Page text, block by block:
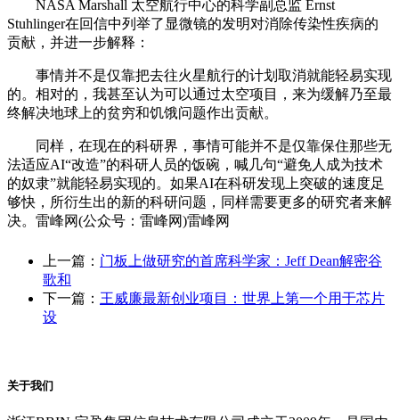
NASA Marshall 太空航行中心的科学副总监 Ernst
Stuhlinger在回信中列举了显微镜的发明对消除传染性疾病的
贡献，并进一步解释：
事情并不是仅靠把去往火星航行的计划取消就能轻易实现
的。相对的，我甚至认为可以通过太空项目，来为缓解乃至最
终解决地球上的贫穷和饥饿问题作出贡献。
同样，在现在的科研界，事情可能并不是仅靠保住那些无
法适应AI“改造”的科研人员的饭碗，喊几句“避免人成为技术
的奴隶”就能轻易实现的。如果AI在科研发现上突破的速度足
够快，所衍生出的新的科研问题，同样需要更多的研究者来解
决。雷峰网(公众号：雷峰网)雷峰网
上一篇： 门板上做研究的首席科学家：Jeff Dean解密谷
歌和
下一篇： 王威廉最新创业项目：世界上第一个用于芯片
设
关于我们